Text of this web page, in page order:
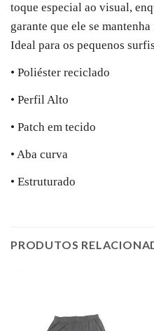
toque especial ao visual,
garante que ele se
Ideal para os pequenos
• Poliéster reciclado
• Perfil Alto
• Patch em tecido
• Aba curva
• Estruturado
PRODUTOS